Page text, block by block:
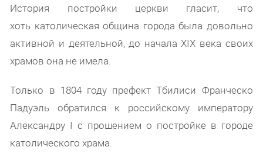
История постройки церкви гласит, что
хоть католическая община города была довольно
активной и деятельной, до начала XIX века своих
храмов она не имела.
Только в 1804 году префект Тбилиси Франческо
Падуэль обратился к российскому императору
Александру I с прошением о постройке в городе
католического храма.